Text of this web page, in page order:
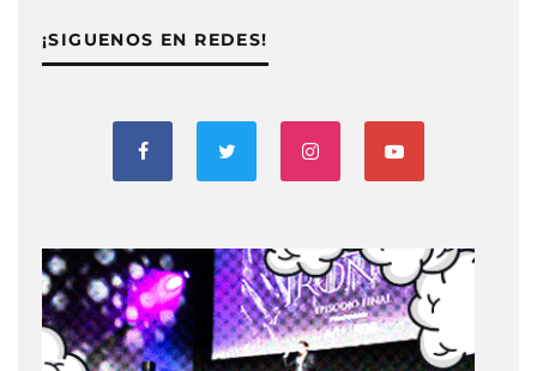
¡SIGUENOS EN REDES!